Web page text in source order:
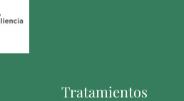
Tratamientos